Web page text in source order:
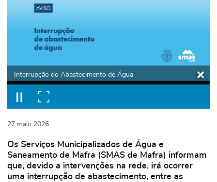
Interrupção do Abastecimento de Água
27 maio 2026
Os Serviços Municipalizados de Água e
Saneamento de Mafra (SMAS de Mafra) informam
que, devido a intervenções na rede, irá ocorrer
uma interrupção de abastecimento, entre as